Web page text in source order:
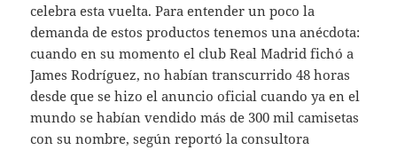
celebra esta vuelta. Para entender un poco la
demanda de estos productos tenemos una anécdota:
cuando en su momento el club Real Madrid fichó a
James Rodríguez, no habían transcurrido 48 horas
desde que se hizo el anuncio oficial cuando ya en el
mundo se habían vendido más de 300 mil camisetas
con su nombre, según reportó la consultora